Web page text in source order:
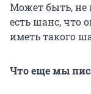
Может быть, не
есть шанс, что
иметь такого
Что еще мы